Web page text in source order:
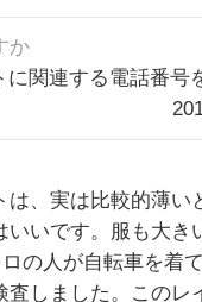
か
関連する電話番号
は、実は比較的薄い
いいです。服も大き
の人が自転車を着
査しました。このレ